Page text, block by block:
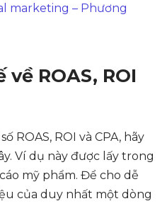
marketing – Phương
ROAS, ROI
ROAS, ROI và CPA, hãy
Ví dụ này được lấy trong
mỹ phẩm. Để cho dễ
của duy nhất một dòng